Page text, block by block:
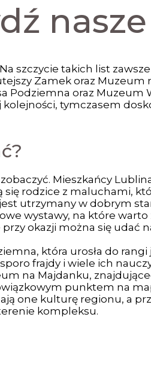
szczycie takich list
Zamek oraz Muzeum
Podziemna oraz
tymczasem
Mieszkańcy
rodzice z maluchami,
utrzymany w dobrym
wystawy, na które
okazji można się udać
która urosła do
frajdy i wiele ich
na Majdanku,
punktem na
one kulturę regionu, a
kompleksu.